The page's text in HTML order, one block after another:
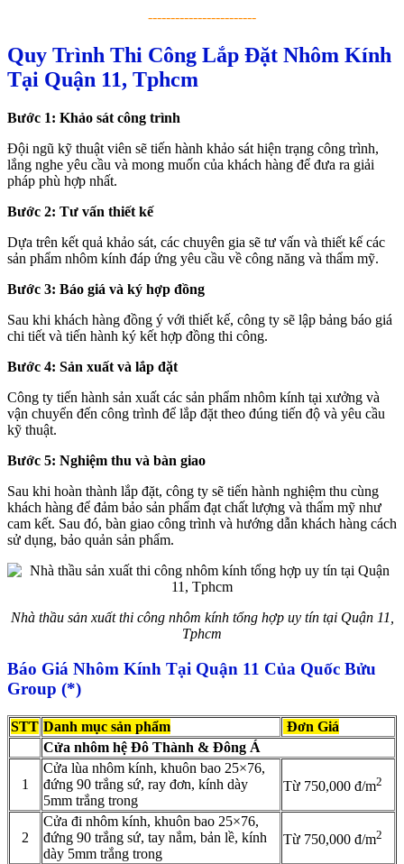
------------------------
Quy Trình Thi Công Lắp Đặt Nhôm Kính
Tại Quận 11, Tphcm
Bước 1: Khảo sát công trình
Đội ngũ kỹ thuật viên sẽ tiến hành khảo sát hiện trạng công trình,
lắng nghe yêu cầu và mong muốn của khách hàng để đưa ra giải
pháp phù hợp nhất.
Bước 2: Tư vấn thiết kế
Dựa trên kết quả khảo sát, các chuyên gia sẽ tư vấn và thiết kế các
sản phẩm nhôm kính đáp ứng yêu cầu về công năng và thẩm mỹ.
Bước 3: Báo giá và ký hợp đồng
Sau khi khách hàng đồng ý với thiết kế, công ty sẽ lập bảng báo giá
chi tiết và tiến hành ký kết hợp đồng thi công.
Bước 4: Sản xuất và lắp đặt
Công ty tiến hành sản xuất các sản phẩm nhôm kính tại xưởng và
vận chuyển đến công trình để lắp đặt theo đúng tiến độ và yêu cầu
kỹ thuật.
Bước 5: Nghiệm thu và bàn giao
Sau khi hoàn thành lắp đặt, công ty sẽ tiến hành nghiệm thu cùng
khách hàng để đảm bảo sản phẩm đạt chất lượng và thẩm mỹ như
cam kết. Sau đó, bàn giao công trình và hướng dẫn khách hàng cách
sử dụng, bảo quản sản phẩm.
Nhà thầu sản xuất thi công nhôm kính tổng hợp uy tín tại Quận 11,
Tphcm
Báo Giá Nhôm Kính Tại Quận 11 Của Quốc Bửu
Group (*)
STT Danh mục sản phẩm
Đơn Giá
Cửa nhôm hệ Đô Thành & Đông Á
1
Cửa lùa nhôm kính, khuôn bao 25×76,
đứng 90 trắng sứ, ray đơn, kính dày
5mm trắng trong
Từ 750,000 đ/m2
2
Cửa đi nhôm kính, khuôn bao 25×76,
đứng 90 trắng sứ, tay nắm, bản lề, kính
dày 5mm trắng trong
Từ 750,000 đ/m2